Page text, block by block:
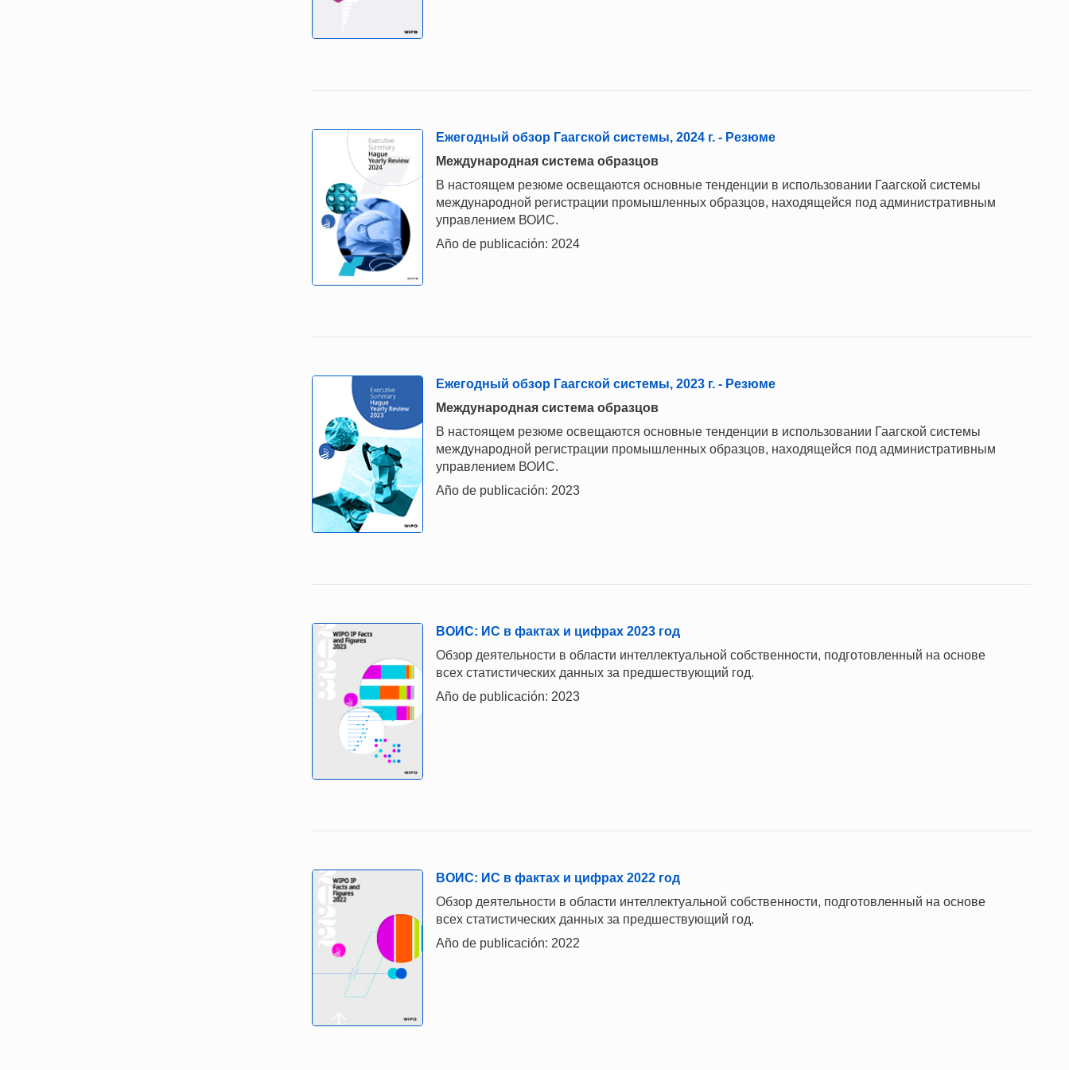
Ежегодный обзор Гаагской системы, 2024 г. - Резюме
Mеждународная система образцов
В настоящем резюме освещаются основные тенденции в использовании Гаагской системы
международной регистрации промышленных образцов, находящейся под административным
управлением ВОИС.
Año de publicación: 2024
Ежегодный обзор Гаагской системы, 2023 г. - Резюме
Mеждународная система образцов
В настоящем резюме освещаются основные тенденции в использовании Гаагской системы
международной регистрации промышленных образцов, находящейся под административным
управлением ВОИС.
Año de publicación: 2023
ВОИС: ИС в фактах и цифрах 2023 год
Обзор деятельности в области интеллектуальной собственности, подготовленный на основе
всех статистических данных за предшествующий год.
Año de publicación: 2023
ВОИС: ИС в фактах и цифрах 2022 год
Обзор деятельности в области интеллектуальной собственности, подготовленный на основе
всех статистических данных за предшествующий год.
Año de publicación: 2022